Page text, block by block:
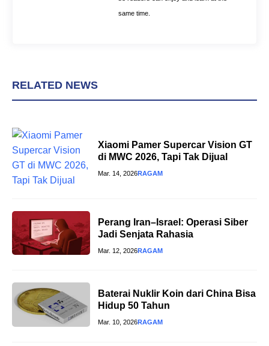
same time.
RELATED NEWS
Xiaomi Pamer Supercar Vision GT
di MWC 2026, Tapi Tak Dijual
Mar. 14, 2026RAGAM
Perang Iran–Israel: Operasi Siber
Jadi Senjata Rahasia
Mar. 12, 2026RAGAM
Baterai Nuklir Koin dari China Bisa
Hidup 50 Tahun
Mar. 10, 2026RAGAM